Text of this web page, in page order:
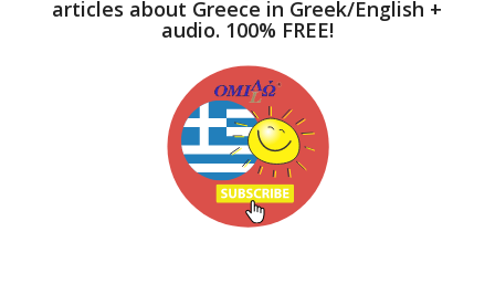
articles about Greece in Greek/English +
audio. 100% FREE!